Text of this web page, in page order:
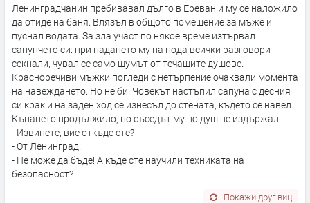
Ленинградчанин пребивавал дълго в Ереван и му се наложило
да отиде на баня. Влязъл в общото помещение за мъже и
пуснал водата. За зла участ по някое време изтървал
сапунчето си: при падането му на пода всички разговори
секнали, чувал се само шумът от течащите душове.
Красноречиви мъжки погледи с нетърпение очаквали момента
на навеждането. Но не би! Човекът настъпил сапуна с десния
си крак и на заден ход се изнесъл до стената, където се навел.
Къпането продължило, но съседът му по душ не издържал:
- Извинете, вие откъде сте?
- От Ленинград.
- Не може да бъде! А къде сте научили техниката на
безопасност?
Покажи друг виц